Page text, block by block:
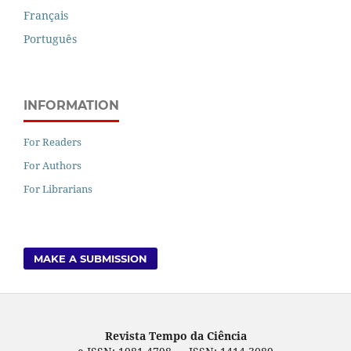
Français
Português
INFORMATION
For Readers
For Authors
For Librarians
MAKE A SUBMISSION
Revista Tempo da Ciência